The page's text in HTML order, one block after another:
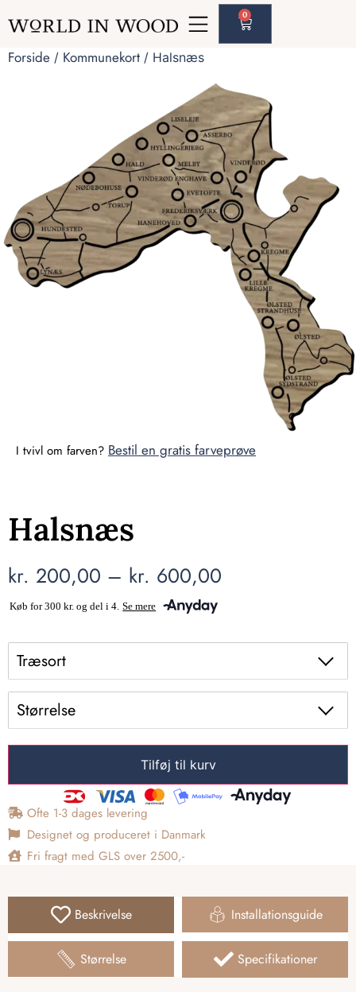
0
Forside / Kommunekort / Halsnæs
I tvivl om farven? Bestil en gratis farveprøve
Halsnæs
kr. 200,00 – kr. 600,00
Træsort
Størrelse
Tilføj til kurv
Ofte 1-3 dages levering
Designet og produceret i Danmark
Fri fragt med GLS over 2500,-
Beskrivelse
Størrelse
Installationsguide
Specifikationer